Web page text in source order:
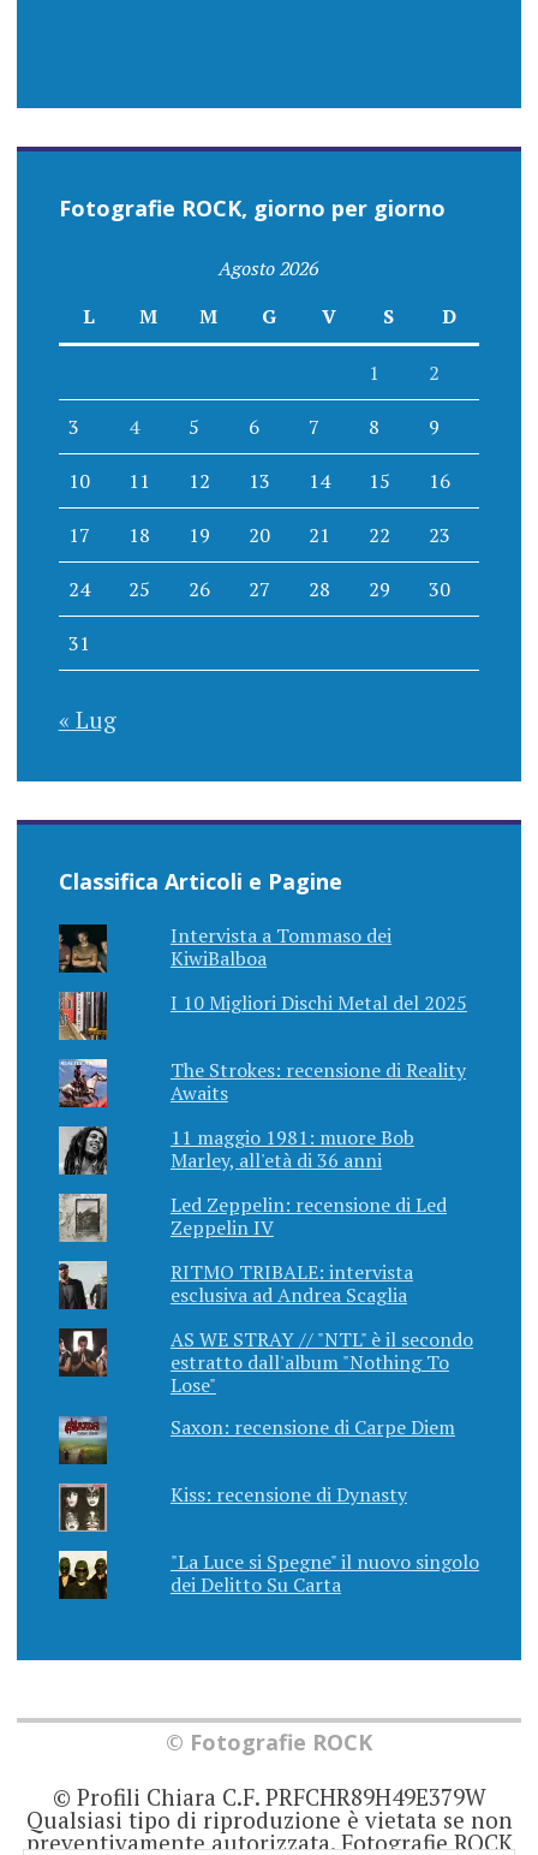
Fotografie ROCK, giorno per giorno
Agosto 2026
L
M M G V S D
1 2
3 4 5 6 7 8 9
10 11 12 13 14 15 16
17 18 19 20 21 22 23
24 25 26 27 28 29 30
31
« Lug
Classifica Articoli e Pagine
Intervista a Tommaso dei
KiwiBalboa
I 10 Migliori Dischi Metal del 2025
The Strokes: recensione di Reality
Awaits
11 maggio 1981: muore Bob
Marley, all'età di 36 anni
Led Zeppelin: recensione di Led
Zeppelin IV
RITMO TRIBALE: intervista
esclusiva ad Andrea Scaglia
AS WE STRAY // "NTL" è il secondo
estratto dall'album "Nothing To
Lose"
Saxon: recensione di Carpe Diem
Kiss: recensione di Dynasty
"La Luce si Spegne" il nuovo singolo
dei Delitto Su Carta
© Fotografie ROCK
© Profili Chiara C.F. PRFCHR89H49E379W
Qualsiasi tipo di riproduzione è vietata se non
preventivamente autorizzata. Fotografie ROCK